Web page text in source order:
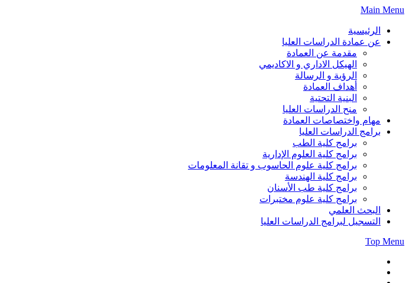
Skip
content
Main Menu
الرئيسية
عن عمادة الدراسات العليا
مقدمة عن العمادة
الهيكل الاداري و الاكاديمي
الرؤية و الرسالة
أهداف العمادة
البنية التحتية
منح الدراسات العليا
مهام واختصاصات العمادة
برامج الدراسات العليا
برامج كلية الطب
برامج كلية العلوم الإدارية
برامج كلية علوم الحاسوب و تقانة المعلومات
برامج كلية الهندسة
برامج كلية طب الأسنان
برامج كلية علوم مختبرات
البحث العلمي
التسجيل لبرامج الدراسات العليا
Top Menu